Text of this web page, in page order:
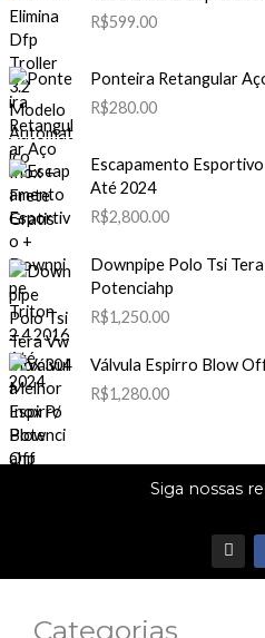
R$599.00
Ponteira Retangular
R$280.00
Escapamento
Até 2024
R$2,800.00
Downpipe Polo Tsi
Potenciahp
R$1,250.00
Válvula Espirro Blow
R$1,280.00
Siga nossas
I
n
s
Categorias